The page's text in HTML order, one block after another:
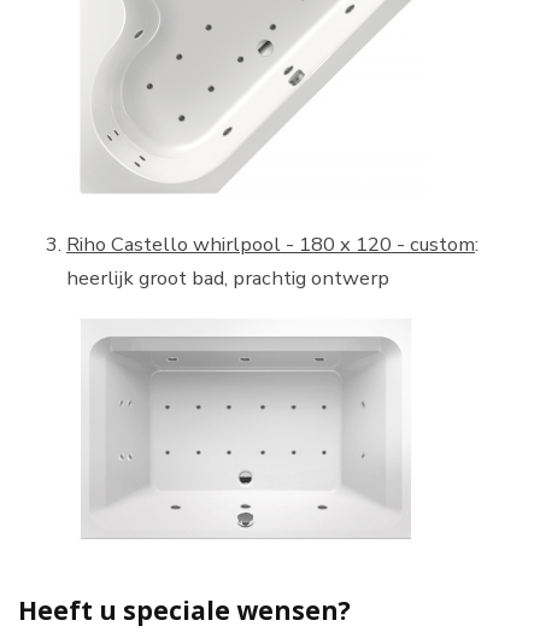
Riho Castello whirlpool - 180 x 120 - custom:
heerlijk groot bad, prachtig ontwerp
Heeft u speciale wensen?